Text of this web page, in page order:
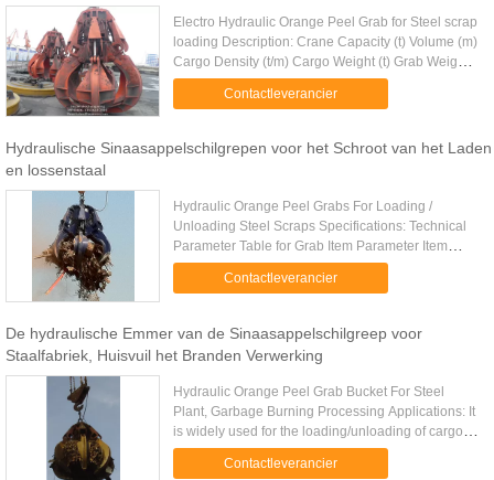
Electro Hydraulic Orange Peel Grab for Steel scrap
loading Description: Crane Capacity (t) Volume (m)
Cargo Density (t/m) Cargo Weight (t) Grab Weight
(t) Grab Model (EH) Mark 10 3-6 2.0-1.0 6 4 EH10-
6-4 12 3-6 ...Contactleverancier
Hydraulische Sinaasappelschilgrepen voor het Schroot van het Laden
en lossenstaal
Hydraulic Orange Peel Grabs For Loading /
Unloading Steel Scraps Specifications: Technical
Parameter Table for Grab Item Parameter Item
Parameter Volume 3.2 m3 Voltage 380V, 50Hz
Level of antisepticise F2 Level ...
Contactleverancier
De hydraulische Emmer van de Sinaasappelschilgreep voor
Staalfabriek, Huisvuil het Branden Verwerking
Hydraulic Orange Peel Grab Bucket For Steel
Plant, Garbage Burning Processing Applications: It
is widely used for the loading/unloading of cargos
with irregular shapes such as steel scraps,
garbage, stones, in ...
Contactleverancier